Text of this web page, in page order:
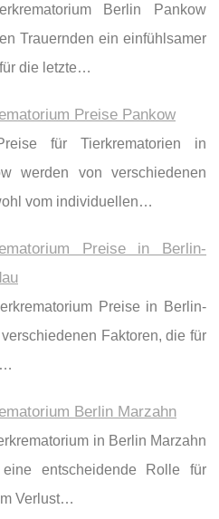
Berlin Pankow
Trauernden ein einfühlsamer
die letzte…
Preise Pankow
für Tierkrematorien in
werden von verschiedenen
vom individuellen…
Preise in Berlin-
Preise in Berlin-
Faktoren, die für
Berlin Marzahn
in Berlin Marzahn
entscheidende Rolle für
Verlust…